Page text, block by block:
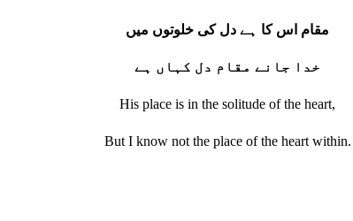
مقام اس کا ہے دل کی خلوتوں میں
خدا جانے مقام دل کہاں ہے
His place is in the solitude of the heart,
But I know not the place of the heart within.